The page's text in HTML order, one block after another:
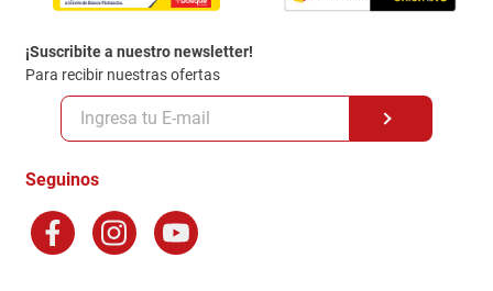
Politica de Privacidad
Políticas y condiciones GiftCard
Formas de Pago
Terminos y Condiciones
Factura Electronica
¡Suscribite a nuestro newsletter!
Para recibir nuestras ofertas
Seguinos